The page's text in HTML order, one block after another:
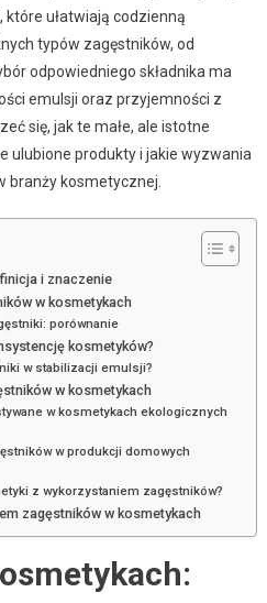
ułatwiają codzienną
typów zagęstników, od
odpowiedniego składnika ma
emulsji oraz przyjemności z
się, jak te małe, ale istotne
ulubione produkty i jakie wyzwania
branży kosmetycznej.
i znaczenie
w kosmetykach
porównanie
kosmetyków?
w stabilizacji emulsji?
w kosmetykach
w kosmetykach ekologicznych
w produkcji domowych
z wykorzystaniem zagęstników?
zagęstników w kosmetykach